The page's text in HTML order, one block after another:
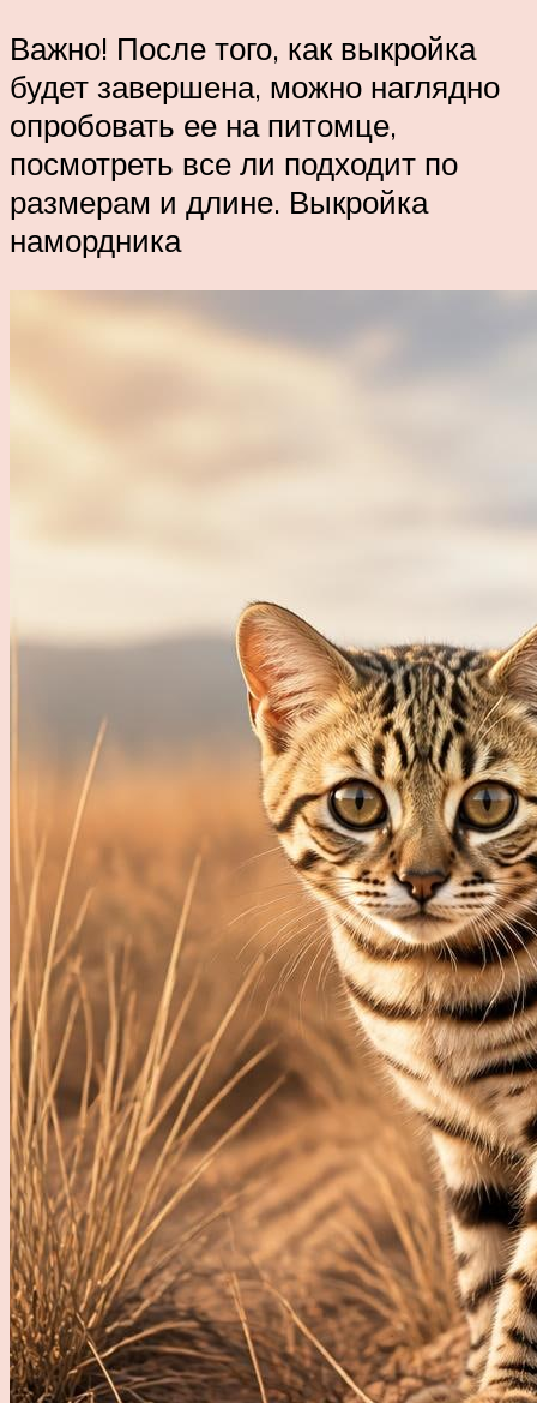
Важно! После того, как выкройка
будет завершена, можно наглядно
опробовать ее на питомце,
посмотреть все ли подходит по
размерам и длине. Выкройка
намордника